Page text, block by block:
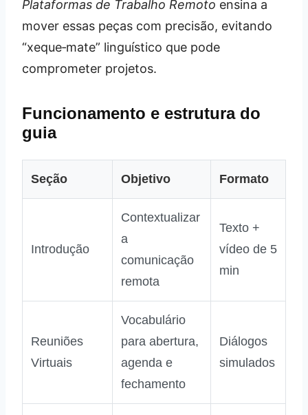
Plataformas de Trabalho Remoto ensina a
mover essas peças com precisão, evitando
“xeque‑mate” linguístico que pode
comprometer projetos.
Funcionamento e estrutura do
guia
Seção Objetivo Formato
Introdução
Contextualizar
a
comunicação
remota
Texto +
vídeo de 5
min
Reuniões
Virtuais
Vocabulário
para abertura,
agenda e
fechamento
Diálogos
simulados